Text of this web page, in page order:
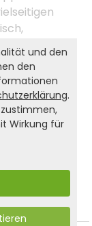
durch den
.
und den
den
.
Wirkung für